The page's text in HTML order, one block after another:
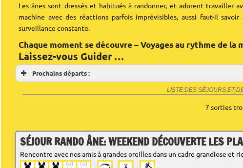
Les ânes sont dressés et habitués à randonner, et adorent travailler
machine avec des réactions parfois imprévisibles, aussi faut-il
surveillance constante.
Chaque moment se découvre –Voyages au rythme de la
Laissez-vous Guider …
Prochains départs :
LISTE DES SÉJOURS ET
7 sorties
SÉJOUR RANDO ÂNE: WEEKEND DÉCOUVERTE LES
Rencontre avec nos amis à grandes oreilles dans un cadre grandiose et